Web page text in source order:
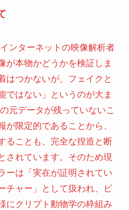
ンターネットの映像解析者
が本物かどうかを検証しま
はつかないが、フェイクと
ではない」というのが大ま
元データが残っていないこ
が限定的であることから、
ることも、完全な捏造と断
されています。そのため現
ーは「実在が証明されてい
チャー」として扱われ、ビ
にクリプト動物学の枠組み